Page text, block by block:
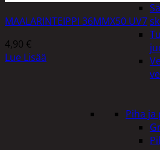
Piha
MAALARINTEIPPI 36MMX50 UV7
4,90 €
Lue Lisää